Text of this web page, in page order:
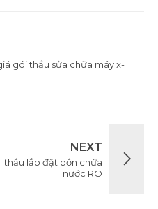
gói thầu sửa chữa máy x-
NEXT
thầu lắp đặt bồn chứa
nước RO